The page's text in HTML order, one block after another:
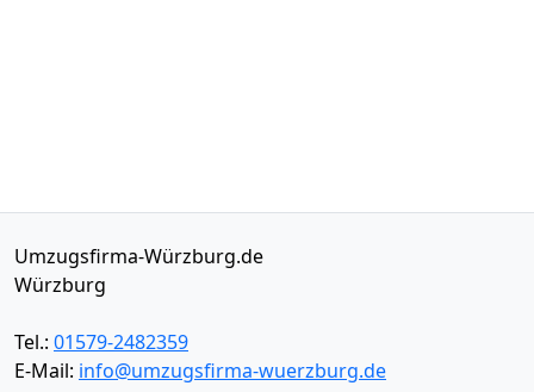
Umzugsfirma-Würzburg.de
Würzburg
Tel.: 01579-2482359
E-Mail: info@umzugsfirma-wuerzburg.de